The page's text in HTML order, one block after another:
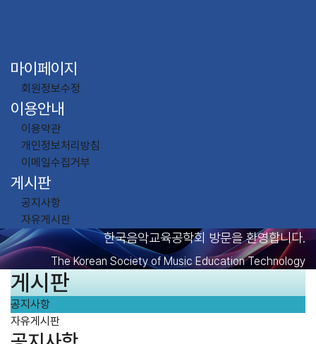
마이페이지
회원정보수정
이용안내
이용약관
개인정보처리방침
이메일수집거부
게시판
공지사항
자유게시판
한국음악교육공학회 방문을 환영합니다.
The Korean Society of Music Education Technology
게시판
공지사항
자유게시판